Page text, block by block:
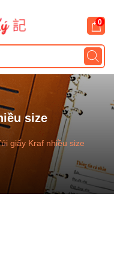
0
size
giấy Kraf nhiều size